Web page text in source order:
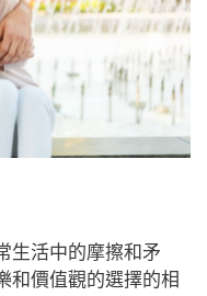
生活中的摩擦和矛
和價值觀的選擇的相